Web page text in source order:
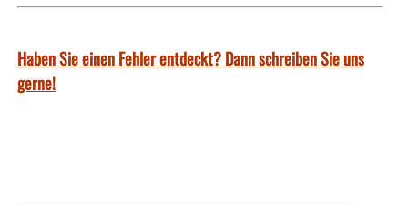
Haben Sie einen Fehler entdeckt? Dann schreiben Sie uns
gerne!